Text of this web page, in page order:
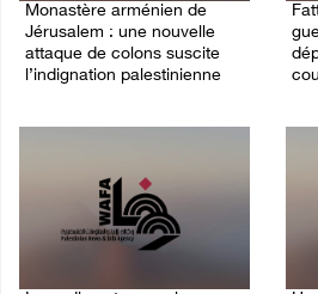
Monastère arménien de
Jérusalem : une nouvelle
attaque de colons suscite
l’indignation palestinienne